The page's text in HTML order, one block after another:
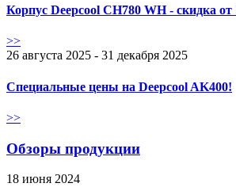
Корпус Deepcool CH780 WH - скидка от
>>
26 августа 2025 - 31 декабря 2025
Специальные цены на Deepcool AK400!
>>
Обзоры продукции
18 июня 2024